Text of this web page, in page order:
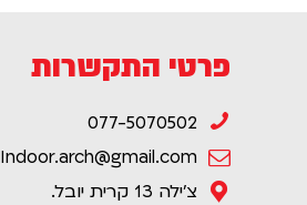
פרטי התקשרות
077-5070502
Indoor.arch@gmail.com
צ'ילה 13 קרית יובל.